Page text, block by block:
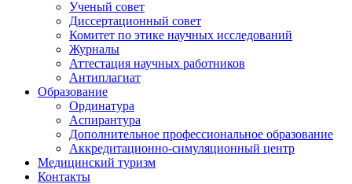
Ученый совет
Диссертационный совет
Комитет по этике научных исследований
Журналы
Аттестация научных работников
Антиплагиат
Образование
Ординатура
Аспирантура
Дополнительное профессиональное образование
Аккредитационно-симуляционный центр
Медицинский туризм
Контакты